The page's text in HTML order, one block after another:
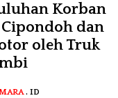
Korban
dan
oleh Truk
. ID